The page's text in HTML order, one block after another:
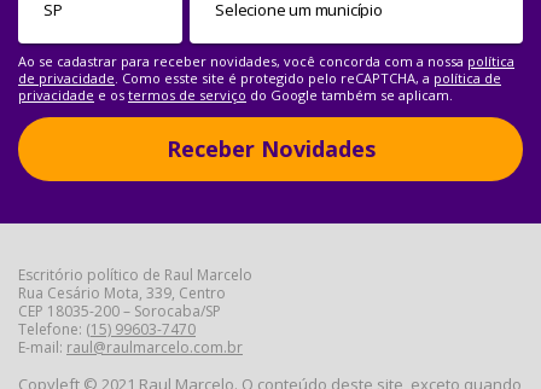
Ao se cadastrar para receber novidades, você concorda com a nossa política
de privacidade. Como esste site é protegido pelo reCAPTCHA, a política de
privacidade e os termos de serviço do Google também se aplicam.
Receber Novidades
Escritório político de Raul Marcelo
Rua Cesário Mota, 339, Centro
CEP 18035-200 – Sorocaba/SP
Telefone: (15) 99603-7470
E-mail: raul@raulmarcelo.com.br
Copyleft © 2021 Raul Marcelo. O conteúdo deste site, exceto quando